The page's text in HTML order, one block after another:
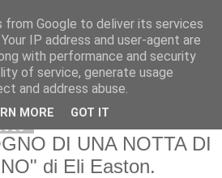
DI UNA NOTTA DI
di Eli Easton.
from Google to deliver its services
IP address and user-agent are
with performance and security
of service, generate usage
and address abuse.
MORE GOT IT